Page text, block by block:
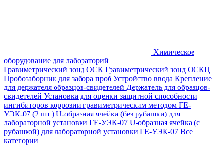
Химическое
оборудование для лабораторий
Гравиметрический зонд ОСК Гравиметрический зонд ОСКЦ
Пробозаборник для забора проб Устройство ввода Крепление
для держателя образцов-свидетелей Держатель для образцов-
свидетелей Установка для оценки защитной способности
ингибиторов коррозии гравиметрическим методом ГЕ-
УЭК-07 (2 шт.) U-образная ячейка (без рубашки) для
лабораторной установки ГЕ-УЭК-07 U-образная ячейка (с
рубашкой) для лабораторной установки ГЕ-УЭК-07 Все
категории